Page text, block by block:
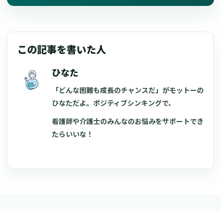
この記事を書いた人
ひなた
「どんな困難も成長のチャンスだ」がモットーの
ひなただよ。ポジティブシンキングで、
看護師や介護士のみんなのお悩みをサポートでき
たらいいな！